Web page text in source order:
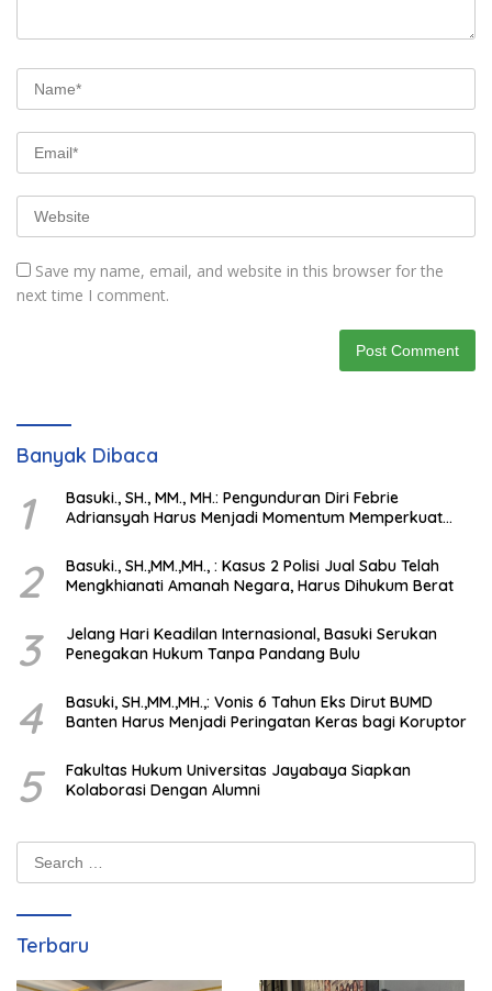
Save my name, email, and website in this browser for the
next time I comment.
Banyak Dibaca
1
Basuki., SH., MM., MH.: Pengunduran Diri Febrie
Adriansyah Harus Menjadi Momentum Memperkuat
2
Basuki., SH.,MM.,MH., : Kasus 2 Polisi Jual Sabu Telah
Mengkhianati Amanah Negara, Harus Dihukum Berat
3
Jelang Hari Keadilan Internasional, Basuki Serukan
Penegakan Hukum Tanpa Pandang Bulu
4
Basuki, SH.,MM.,MH.,: Vonis 6 Tahun Eks Dirut BUMD
Banten Harus Menjadi Peringatan Keras bagi Koruptor
5
Fakultas Hukum Universitas Jayabaya Siapkan
Kolaborasi Dengan Alumni
Search
for:
Terbaru